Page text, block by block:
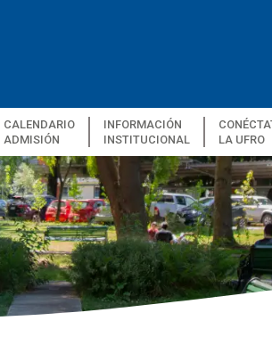
CALENDARIO
ADMISIÓN
INFORMACIÓN
INSTITUCIONAL
LA UFRO